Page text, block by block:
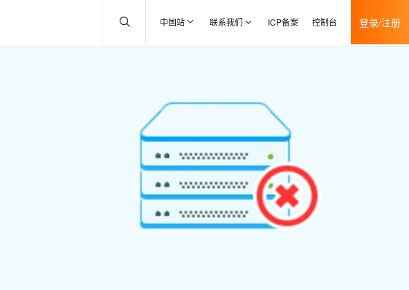
中国站 联系我们 ICP备案 控制台 登录/注册